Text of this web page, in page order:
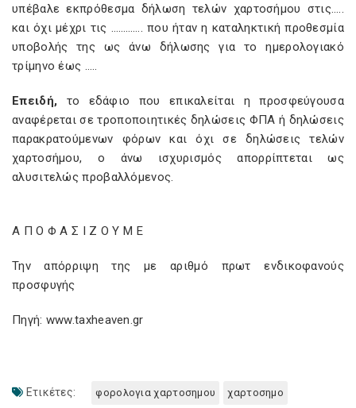
υπέβαλε εκπρόθεσμα δήλωση τελών χαρτοσήμου στις…..
και όχι μέχρι τις …………. που ήταν η καταληκτική προθεσμία
υποβολής της ως άνω δήλωσης για το ημερολογιακό
τρίμηνο έως …..
Επειδή, το εδάφιο που επικαλείται η προσφεύγουσα
αναφέρεται σε τροποποιητικές δηλώσεις ΦΠΑ ή δηλώσεις
παρακρατούμενων φόρων και όχι σε δηλώσεις τελών
χαρτοσήμου, ο άνω ισχυρισμός απορρίπτεται ως
αλυσιτελώς προβαλλόμενος.
Α Π Ο Φ Α Σ I Ζ Ο Υ Μ Ε
Την απόρριψη της με αριθμό πρωτ ενδικοφανούς
προσφυγής
Πηγή: www.taxheaven.gr
Ετικέτες: φορολογια χαρτοσημου χαρτοσημο